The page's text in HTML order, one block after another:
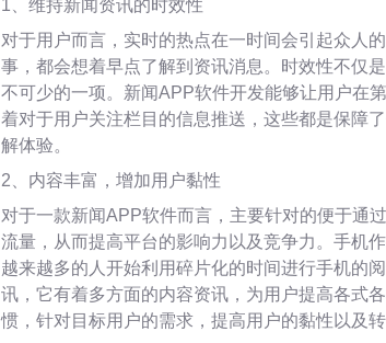
1、维持新闻资讯的时效性
对于用户而言，实时的热点在一时间会引起众人
事，都会想着早点了解到资讯消息。时效性不仅
不可少的一项。新闻APP软件开发能够让用户在
着对于用户关注栏目的信息推送，这些都是保障
解体验。
2、内容丰富，增加用户黏性
对于一款新闻APP软件而言，主要针对的便于通
流量，从而提高平台的影响力以及竞争力。手机
越来越多的人开始利用碎片化的时间进行手机的
讯，它有着多方面的内容资讯，为用户提高各式
惯，针对目标用户的需求，提高用户的黏性以及转